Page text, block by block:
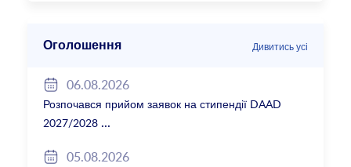
Оголошення Дивитись усі
06.08.2026
Розпочався прийом заявок на стипендії DAAD
2027/2028
05.08.2026